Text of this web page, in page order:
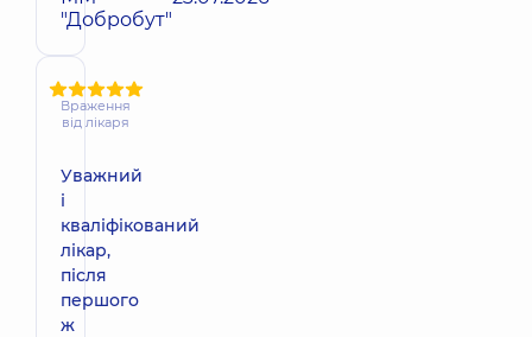
"Добробут"
Враження
від лікаря
Уважний
і
кваліфікований
лікар,
після
першого
ж